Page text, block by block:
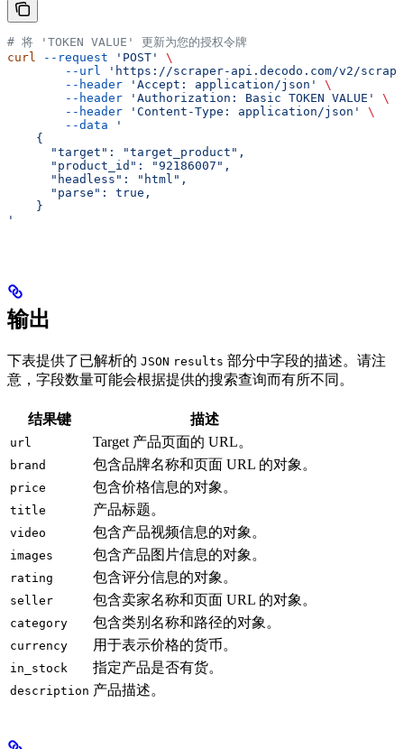
# 将 'TOKEN VALUE' 更新为您的授权令牌
curl --request 'POST'
\
        --url
'https://scraper-api.decodo.com/v2/
        --header
'Accept: application/json'
\
        --header
'Authorization: Basic TOKEN VALUE'
\
        --header
'Content-Type: application/json'
\
        --data
'
    {
      "target": "target_product",
      "product_id": "92186007",
      "headless": "html",
      "parse": true,
    }
'
输出
下表提供了已解析的 JSON results 部分中字段的描述。请注
意，字段数量可能会根据提供的搜索查询而有所不同。
结果键 描述
url Target 产品页面的 URL。
brand 包含品牌名称和页面 URL 的对象。
price 包含价格信息的对象。
title 产品标题。
video 包含产品视频信息的对象。
images 包含产品图片信息的对象。
rating 包含评分信息的对象。
seller 包含卖家名称和页面 URL 的对象。
category 包含类别名称和路径的对象。
currency 用于表示价格的货币。
in_stock 指定产品是否有货。
description 产品描述。